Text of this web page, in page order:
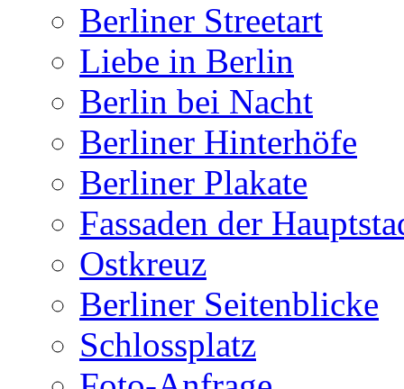
Berliner Streetart
Liebe in Berlin
Berlin bei Nacht
Berliner Hinterhöfe
Berliner Plakate
Fassaden der
Ostkreuz
Berliner Seitenblicke
Schlossplatz